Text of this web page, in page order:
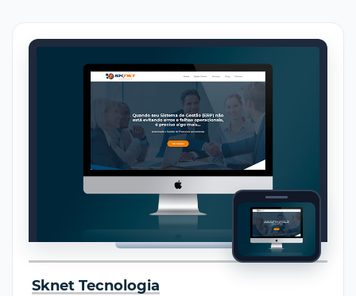
Sknet Tecnologia